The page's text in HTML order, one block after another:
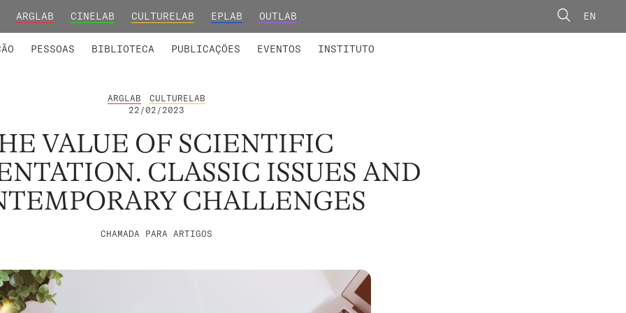
ARGLAB CINELAB CULTURELAB EPLAB OUTLAB EN
PESSOAS BIBLIOTECA PUBLICAÇÕES EVENTOS INSTITUTO
ARGLAB
CULTURELAB
22/02/2023
VALUE OF SCIENTIFIC
CLASSIC ISSUES AND
CHALLENGES
CHAMADA PARA ARTIGOS